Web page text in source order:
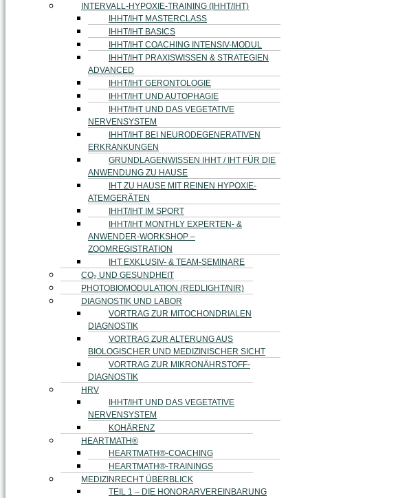
INTERVALL-HYPOXIE-TRAINING (IHHT/IHT)
IHHT/IHT MASTERCLASS
IHHT/IHT BASICS
IHHT/IHT COACHING INTENSIV-MODUL
IHHT/IHT PRAXISWISSEN & STRATEGIEN
ADVANCED
IHHT/IHT GERONTOLOGIE
IHHT/IHT UND AUTOPHAGIE
IHHT/IHT UND DAS VEGETATIVE
NERVENSYSTEM
IHHT/IHT BEI NEURODEGENERATIVEN
ERKRANKUNGEN
GRUNDLAGENWISSEN IHHT / IHT FÜR DIE
ANWENDUNG ZU HAUSE
IHT ZU HAUSE MIT REINEN HYPOXIE-
ATEMGERÄTEN
IHHT/IHT IM SPORT
IHHT/IHT MONTHLY EXPERTEN- &
ANWENDER-WORKSHOP –
ZOOMREGISTRATION
IHT EXKLUSIV- & TEAM-SEMINARE
CO₂ UND GESUNDHEIT
PHOTOBIOMODULATION (REDLIGHT/NIR)
DIAGNOSTIK UND LABOR
VORTRAG ZUR MITOCHONDRIALEN
DIAGNOSTIK
VORTRAG ZUR ALTERUNG AUS
BIOLOGISCHER UND MEDIZINISCHER SICHT
VORTRAG ZUR MIKRONÄHRSTOFF-
DIAGNOSTIK
HRV
IHHT/IHT UND DAS VEGETATIVE
NERVENSYSTEM
KOHÄRENZ
HEARTMATH®
HEARTMATH®-COACHING
HEARTMATH®-TRAININGS
MEDIZINRECHT ÜBERBLICK
TEIL 1 – DIE HONORARVEREINBARUNG